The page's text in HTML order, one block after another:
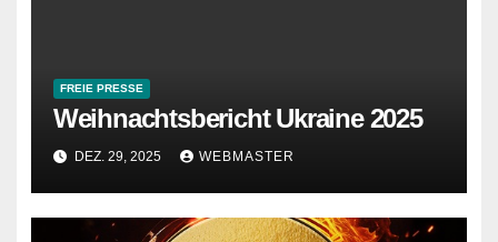
FREIE PRESSE
Weihnachtsbericht Ukraine 2025
DEZ. 29, 2025 WEBMASTER